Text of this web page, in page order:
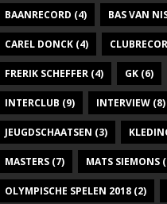
BAANRECORD (4) BAS VAN
CAREL DONCK (4)
FRERIK SCHEFFER (4) GK (6)
INTERCLUB (9) INTERVIEW (8)
JEUGDSCHAATSEN (3)
MASTERS (7) MATS SIEMONS
OLYMPISCHE SPELEN 2018 (2)